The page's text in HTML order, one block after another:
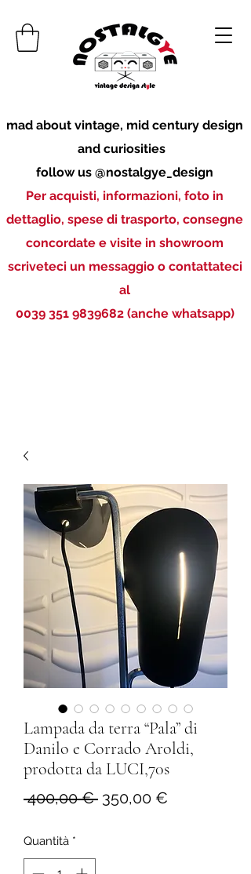
mad about vintage, mid century design
and curiosities
follow us @nostalgye_design
Per acquisti, informazioni, foto in
dettaglio, spese di trasporto, consegne
concordate e visite in showroom
scriveteci un messaggio o contattateci
al
0039 351 9839682(anche whatsapp)
Lampada da terra “Pala” di
Danilo e Corrado Aroldi,
prodotta da LUCI,70s
400,00 € Prezzo
350,00 €
Quantità *